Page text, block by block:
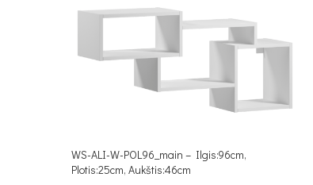
WS-ALI-W-POL96_main – Ilgis:96cm,
Plotis:25cm, Aukštis:46cm